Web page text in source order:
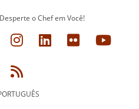
o Chef em Você!